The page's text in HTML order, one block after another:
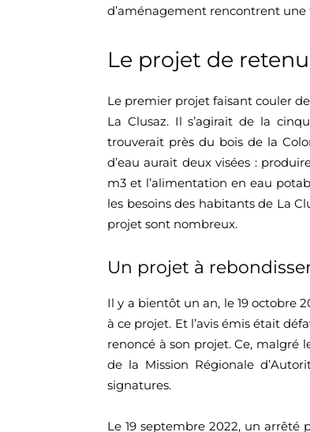
d’aménagement rencontrent
Le projet de
Le premier projet faisant couler
La Clusaz. Il s’agirait de la
trouverait près du bois de la
d’eau aurait deux visées :
m3 et l’alimentation en eau
les besoins des habitants de La
projet sont nombreux.
Un projet à
Il y a bientôt un an, le 19 octobre
à ce projet. Et l’avis émis était
renoncé à son projet. Ce, malgré
de la Mission Régionale
signatures.
Le 19 septembre 2022, un arrêté